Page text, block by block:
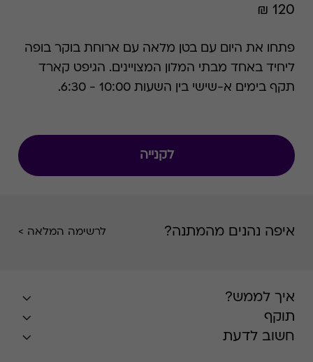
120 ₪
פתחו את היום עם בטן מלאה עם ארוחת בוקר בופה
ליחיד באחד מבתי המלון המצויינים. הגיפט קארד
תקף בימים א-שישי בין השעות 10:00 - 6:30.
לקנייה
איפה נהנים מהמתנה? לרשימה המלאה >
איך לממש?
תוקף
חשוב לדעת